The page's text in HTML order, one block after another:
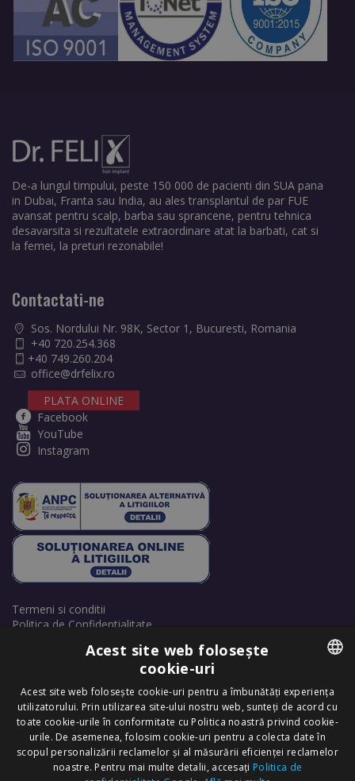
De-a lungul timpului, peste 150 000 de pacienti din SUA pana
in Dubai, Franta sau India, au ales transplantul de par FUE
avansat pentru scalp, barba sau sprancene, pentru tehnica
desavarsita si rezultatele extraordinare atat la barbati, cat si
la femei, la preturi rezonabile!
Contactati-ne
Sos. Nordului Nr. 98K, Sector 1, Bucuresti, Romania
+40 720.254.368
+40 749.260.204
office@drfelix.ro
PLATA ONLINE
Facebook
YouTube
Instagram
Termeni si conditii
Politica de Confidentialitate
Retrage consimțământ cookie-uri
Copyright © 2025 Dr. Felix Hair Implant - Excellence in Hair
Transplantation in Eastern Europe! - All Rights Reserved.
ROMANIAN
ENGLISH
Acest site web folosește
cookie-uri
Acest site web folosește cookie-uri pentru a îmbunătăți experiența
utilizatorului. Prin utilizarea site-ului nostru web, sunteți de acord cu
toate cookie-urile în conformitate cu Politica noastră privind cookie-
urile. De asemenea, folosim cookie-uri pentru a colecta date în
scopul personalizării reclamelor și al măsurării eficienței reclamelor
noastre. Pentru mai multe detalii, accesați Politica de